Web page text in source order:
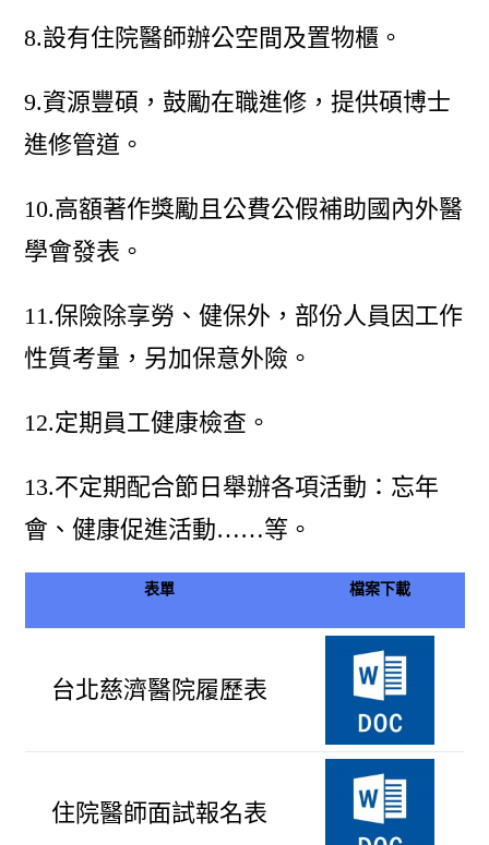
8.設有住院醫師辦公空間及置物櫃。
9.資源豐碩，鼓勵在職進修，提供碩博士
進修管道。
10.高額著作獎勵且公費公假補助國內外醫
學會發表。
11.保險除享勞、健保外，部份人員因工作
性質考量，另加保意外險。
12.定期員工健康檢查。
13.不定期配合節日舉辦各項活動：忘年
會、健康促進活動……等。
表單 檔案下載
台北慈濟醫院履歷表
住院醫師面試報名表